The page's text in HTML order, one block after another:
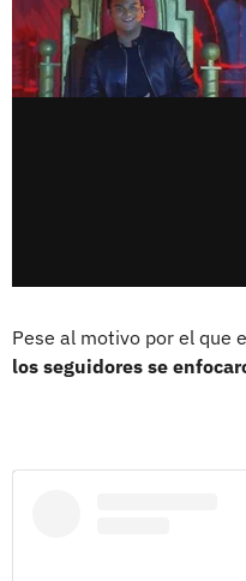
Pese al motivo por el que
los seguidores se